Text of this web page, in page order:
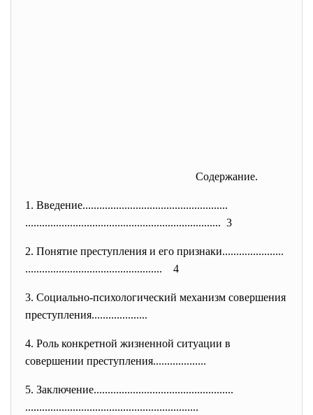
Содержание.
1. Введение....................................................
...................................................................... 3
2. Понятие преступления и его признаки......................
................................................. 4
3. Социально-психологический механизм совершения
преступления....................
4. Роль конкретной жизненной ситуации в
совершении преступления...................
5. Заключение..................................................
..............................................................